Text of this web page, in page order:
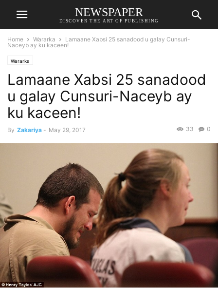
NEWSPAPER
DISCOVER THE ART OF PUBLISHING
Home Wararka
Lamaane Xabsi 25 sanadood u galay Cunsuri-
Naceyb ay ku kaceen!
Wararka
Lamaane Xabsi 25 sanadood
u galay Cunsuri-Naceyb ay
ku kaceen!
By Zakariya - May 29, 2017 0
33